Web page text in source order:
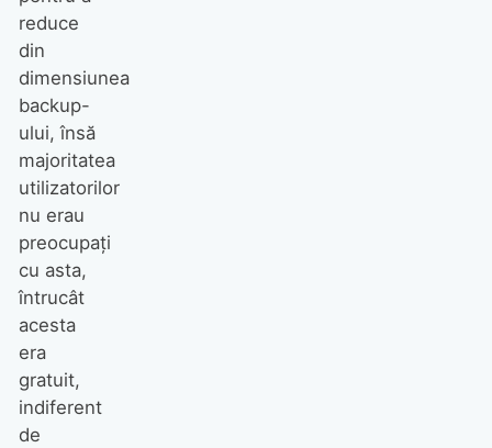
reduce
din
dimensiunea
backup-
ului, însă
majoritatea
utilizatorilor
nu erau
preocupați
cu asta,
întrucât
acesta
era
gratuit,
indiferent
de